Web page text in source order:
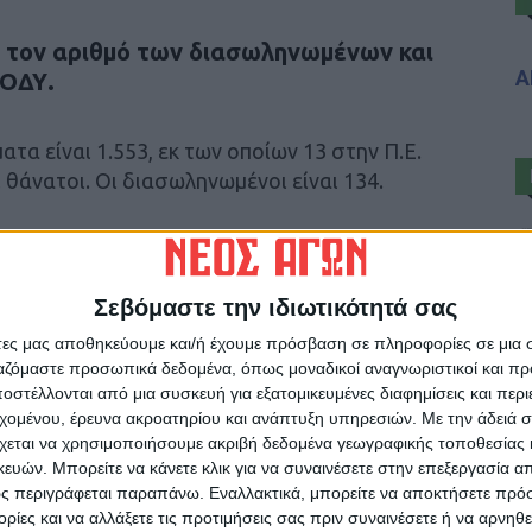
Σεβόμαστε την ιδιωτικότητά σας
μας αποθηκεύουμε και/ή έχουμε πρόσβαση σε πληροφορίες σε
προσωπικά δεδομένα, όπως μοναδικοί αναγνωριστικοί και
από μια συσκευή για εξατομικευμένες διαφημίσεις και
έρευνα ακροατηρίου και ανάπτυξη υπηρεσιών. Με την άδειά
να χρησιμοποιήσουμε ακριβή δεδομένα γεωγραφικής τοποθεσίας
Μπορείτε να κάνετε κλικ για να συναινέσετε στην επεξεργασία
περιγράφεται παραπάνω. Εναλλακτικά, μπορείτε να αποκτήσετε
και να αλλάξετε τις προτιμήσεις σας πριν συναινέσετε ή να
αριθμό των διασωληνωμένων και
είναι 1.553, εκ των οποίων 13 στην Π.Ε.
Οι διασωληνωμένοι είναι 134.
ΝΕΟΣ ΑΓΩΝ στο Google News!
της Καρδίτσας και ευρύτερα της Θεσσαλίας
ΕΠΟΜΕΝΟ ΑΡΘΡΟ
Προχωρά η δημιουργία ΠΑΕ στην Αναγέννηση!